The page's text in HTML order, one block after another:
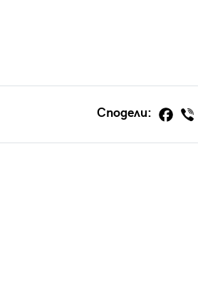
Сподели: